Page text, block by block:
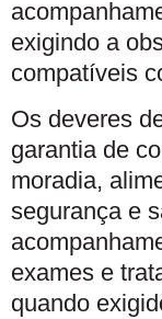
exigindo a
compatíveis
Os deveres
garantia de
moradia,
segurança e
exames e
quando